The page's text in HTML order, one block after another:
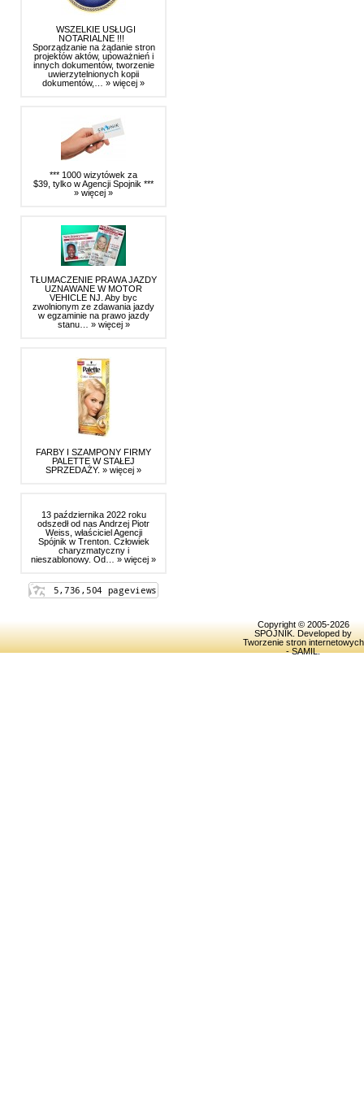
WSZELKIE USŁUGI
NOTARIALNE !!!
Sporządzanie na żądanie stron
projektów aktów, upoważnień i
innych dokumentów, tworzenie
uwierzytelnionych kopii
dokumentów,… » więcej »
*** 1000 wizytówek za
$39, tylko w Agencji Spojnik ***
» więcej »
TŁUMACZENIE PRAWA JAZDY
UZNAWANE W MOTOR
VEHICLE NJ. Aby byc
zwolnionym ze zdawania jazdy
w egzaminie na prawo jazdy
stanu… » więcej »
FARBY I SZAMPONY FIRMY
PALETTE W STAŁEJ
SPRZEDAŻY. » więcej »
13 października 2022 roku
odszedł od nas Andrzej Piotr
Weiss, właściciel Agencji
Spójnik w Trenton. Człowiek
charyzmatyczny i
nieszablonowy. Od… » więcej »
Copyright © 2005-2026
SPOJNIK . Developed by
Tworzenie stron internetowych
- SAMIL.